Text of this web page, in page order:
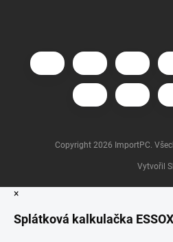
Vytvořil
Copyright 2026 ImportPC.
×
Splátková kalkulačka ESSOX